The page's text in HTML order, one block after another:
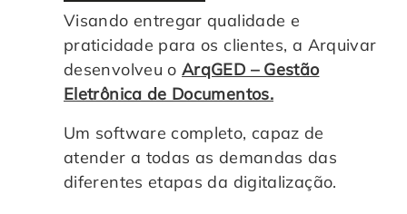
Visando entregar qualidade e
praticidade para os clientes, a Arquivar
desenvolveu oArqGED – Gestão
Eletrônica de Documentos.
Um software completo, capaz de
atender a todas as demandas das
diferentes etapas da digitalização.